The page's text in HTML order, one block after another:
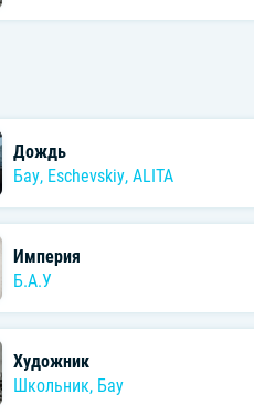
Дождь
Бау, Eschevskiy, ALITA
Империя
Б.А.У
Художник
Школьник, Бау